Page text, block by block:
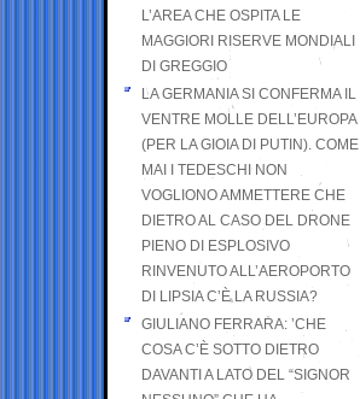
L’AREA CHE OSPITA LE
MAGGIORI RISERVE MONDIALI
DI GREGGIO
LA GERMANIA SI CONFERMA IL
VENTRE MOLLE DELL’EUROPA
(PER LA GIOIA DI PUTIN). COME
MAI I TEDESCHI NON
VOGLIONO AMMETTERE CHE
DIETRO AL CASO DEL DRONE
PIENO DI ESPLOSIVO
RINVENUTO ALL’AEROPORTO
DI LIPSIA C’È LA RUSSIA?
GIULIANO FERRARA: ’CHE
COSA C’È SOTTO DIETRO
DAVANTI A LATO DEL “SIGNOR